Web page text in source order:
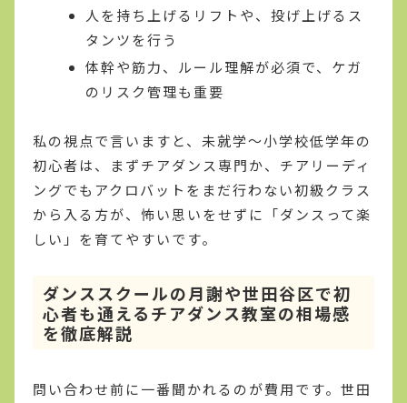
人を持ち上げるリフトや、投げ上げるス
タンツを行う
体幹や筋力、ルール理解が必須で、ケガ
のリスク管理も重要
私の視点で言いますと、未就学〜小学校低学年の
初心者は、まずチアダンス専門か、チアリーディ
ングでもアクロバットをまだ行わない初級クラス
から入る方が、怖い思いをせずに「ダンスって楽
しい」を育てやすいです。
ダンススクールの月謝や世田谷区で初
心者も通えるチアダンス教室の相場感
を徹底解説
問い合わせ前に一番聞かれるのが費用です。世田